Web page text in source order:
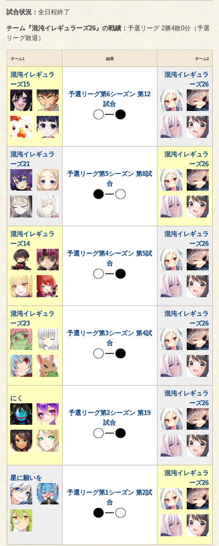
試合状況：全日程終了
チーム『混沌イレギュラーズ26』の戦績：予選リーグ 2勝4敗0分（予選
リーグ敗退）
チーム1 結果 チーム2
混沌イレギュラ
ーズ15
予選リーグ第6シーズン 第12
試合
混沌イレギュラ
ーズ26
混沌イレギュラ
ーズ21
予選リーグ第5シーズン 第8試
合
混沌イレギュラ
ーズ26
混沌イレギュラ
ーズ14
予選リーグ第4シーズン 第5試
合
混沌イレギュラ
ーズ26
混沌イレギュラ
ーズ23
予選リーグ第3シーズン 第4試
合
混沌イレギュラ
ーズ26
にく
予選リーグ第2シーズン 第19
試合
混沌イレギュラ
ーズ26
星に願いを
予選リーグ第1シーズン 第2試
合
混沌イレギュラ
ーズ26